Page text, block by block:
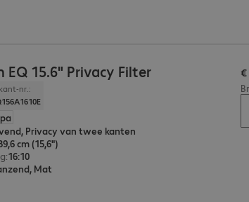
EQ 15.6" Privacy Filter
nr.:
Privacy van twee kanten
cm (15,6")
:16:10
Mat
€